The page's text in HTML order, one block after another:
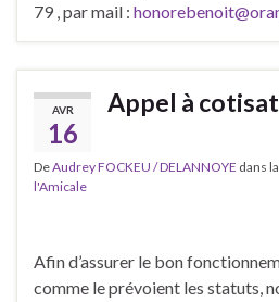
79 , par mail :
AVR
16
Appel à
DeAudrey FOCKEU / DELANNOYE dans
l'Amicale
Afin d’assurer le bon
comme le prévoient les statuts,